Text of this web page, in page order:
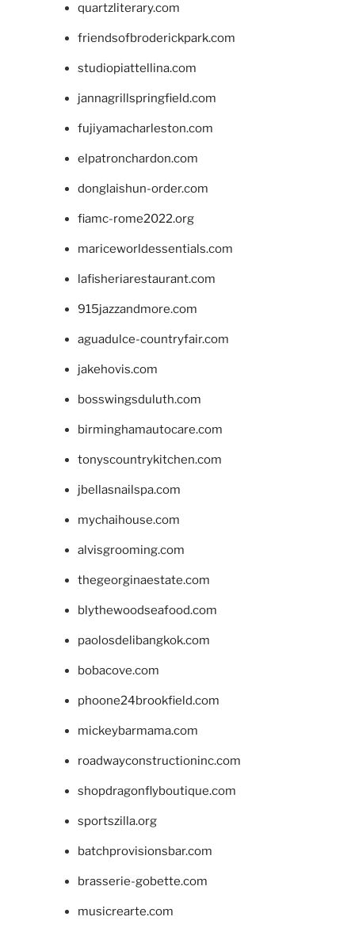
quartzliterary.com
friendsofbroderickpark.com
studiopiattellina.com
jannagrillspringfield.com
fujiyamacharleston.com
elpatronchardon.com
donglaishun-order.com
fiamc-rome2022.org
mariceworldessentials.com
lafisheriarestaurant.com
915jazzandmore.com
aguadulce-countryfair.com
jakehovis.com
bosswingsduluth.com
birminghamautocare.com
tonyscountrykitchen.com
jbellasnailspa.com
mychaihouse.com
alvisgrooming.com
thegeorginaestate.com
blythewoodseafood.com
paolosdelibangkok.com
bobacove.com
phoone24brookfield.com
mickeybarmama.com
roadwayconstructioninc.com
shopdragonflyboutique.com
sportszilla.org
batchprovisionsbar.com
brasserie-gobette.com
musicrearte.com